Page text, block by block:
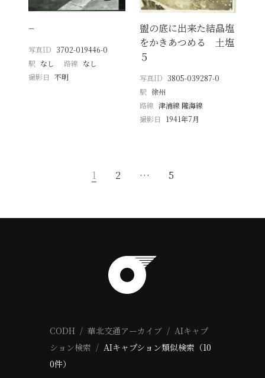
−
写真ID 3702-019446-0
駅 なし 路線 なし
撮影日
不明
盥の底に出来た結晶塩
をかきあつめる 土塩
５
写真ID 3805-039287-0
駅 徐州
路線 津浦線 隴海線
撮影日
1941年7月
1 2 … 5
CODH 華北交通アーカイブ
AIキャプ
ション検索
AIキャプション類似検索（10
0件）